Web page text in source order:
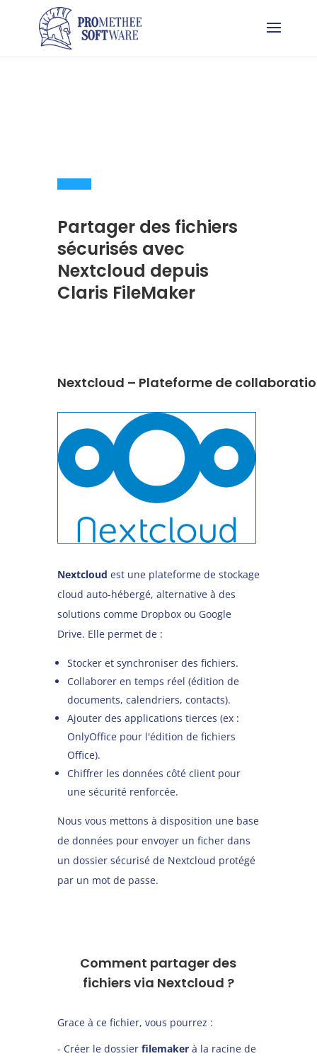
Partager des fichiers
sécurisés avec
Nextcloud depuis
Claris FileMaker
Nextcloud – Plateforme de
Nextcloud est une plateforme de stockage
cloud auto-hébergé, alternative à des
solutions comme Dropbox ou Google
Drive. Elle permet de :
Stocker et synchroniser des fichiers.
Collaborer en temps réel (édition de
documents, calendriers, contacts).
Ajouter des applications tierces (ex :
OnlyOffice pour l'édition de fichiers
Office).
Chiffrer les données côté client pour
une sécurité renforcée.
Nous vous mettons à disposition une base
de données pour envoyer un ficher dans
un dossier sécurisé de Nextcloud protégé
par un mot de passe.
Comment partager des
fichiers via Nextcloud ?
Grace à ce fichier, vous pourrez :
- Créer le dossier filemakerà la racine de